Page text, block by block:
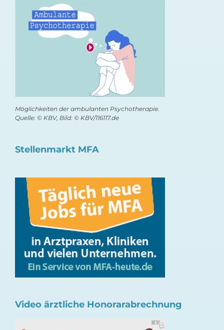
Möglichkeiten der ambulanten Psychotherapie.
Quelle: © KBV, Bild: © KBV/116117.de
Stellenmarkt MFA
Video ärztliche Honorarabrechnung